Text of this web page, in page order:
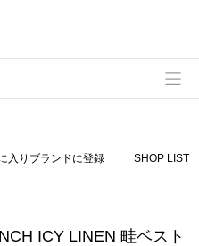
入りブランドに登録 SHOP LIST
ICY LINEN 畦ベスト